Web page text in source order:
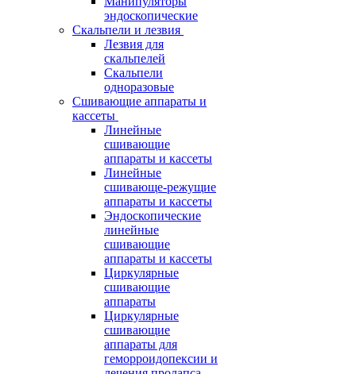
эндоскопические
Скальпели и лезвия
Лезвия для
скальпелей
Скальпели
одноразовые
Сшивающие аппараты и
кассеты
Линейные
сшивающие
аппараты и кассеты
Линейные
сшивающе-режущие
аппараты и кассеты
Эндоскопические
линейные
сшивающие
аппараты и кассеты
Циркулярные
сшивающие
аппараты
Циркулярные
сшивающие
аппараты для
геморроидопексии и